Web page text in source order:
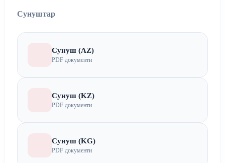
Сунуштар
Сунуш (AZ)
PDF документи
Сунуш (KZ)
PDF документи
Сунуш (KG)
PDF документи